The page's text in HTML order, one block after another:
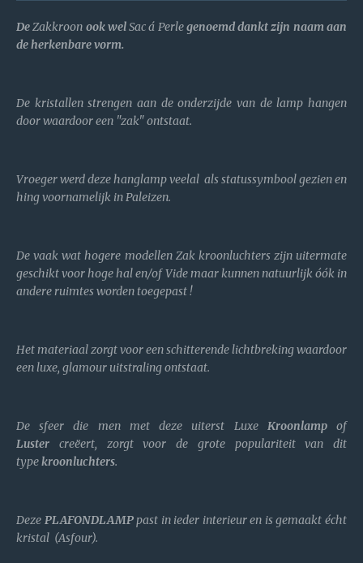
DeZakkroon ook welSac á Perlegenoemd dankt zijn naam aan
de herkenbare vorm.
De kristallen strengen aan de onderzijde van de lamp hangen
door waardoor een "zak" ontstaat.
Vroeger werd deze hanglamp veelal als statussymbool gezien en
hing voornamelijk in Paleizen.
De vaak wat hogere modellen Zak kroonluchters zijn uitermate
geschikt voor hoge hal en/of Vide maar kunnen natuurlijk óók in
andere ruimtes worden toegepast !
Het materiaal zorgt voor een schitterende lichtbreking waardoor
een luxe, glamour uitstraling ontstaat.
De sfeer die men met deze uiterst Luxe Kroonlampof
Luster creëert, zorgt voor de grote populariteit van dit
typekroonluchters.
Deze PLAFONDLAMPpast in ieder interieur en is gemaakt écht
kristal (Asfour).